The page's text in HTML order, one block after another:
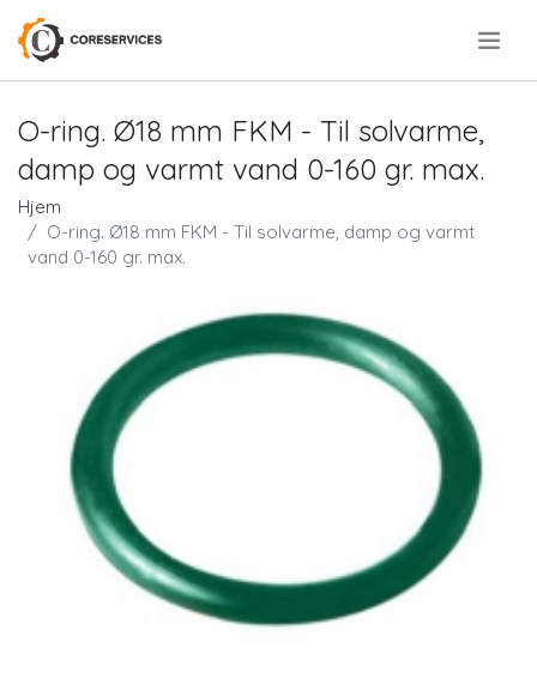
O-ring. Ø18 mm FKM - Til solvarme,
damp og varmt vand 0-160 gr. max.
Hjem
O-ring. Ø18 mm FKM - Til solvarme, damp og varmt
vand 0-160 gr. max.